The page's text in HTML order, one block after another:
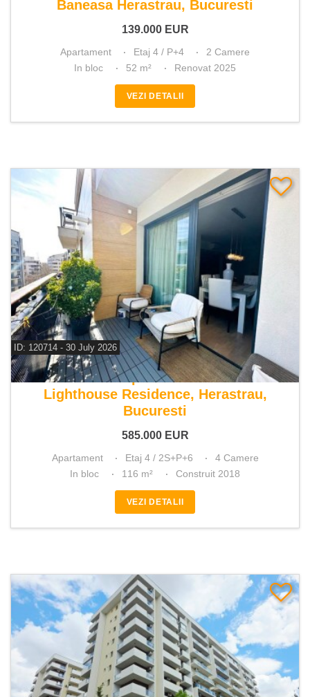
Baneasa Herastrau, Bucuresti
139.000 EUR
Apartament Etaj 4 / P+4
2 Camere
In bloc
52 m² Renovat 2025
VEZI DETALII
ID: 120714 - 30 July 2026
De vanzare apartament 4 camere
Lighthouse Residence, Herastrau,
Bucuresti
585.000 EUR
Apartament Etaj 4 / 2S+P+6
4 Camere
In bloc
116 m² Construit 2018
VEZI DETALII